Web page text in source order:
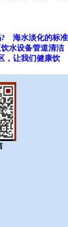
海水淡化的标准
水设备管道清洁
，让我们健康饮